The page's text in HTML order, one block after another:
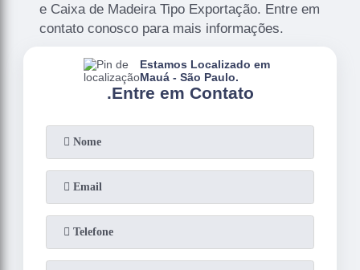
e Caixa de Madeira Tipo Exportação. Entre em
contato conosco para mais informações.
.Entre em Contato
Estamos Localizado em
Mauá - São Paulo.